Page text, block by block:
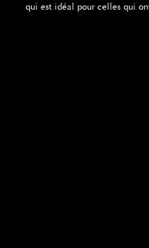
qui est idéal pour celles qui